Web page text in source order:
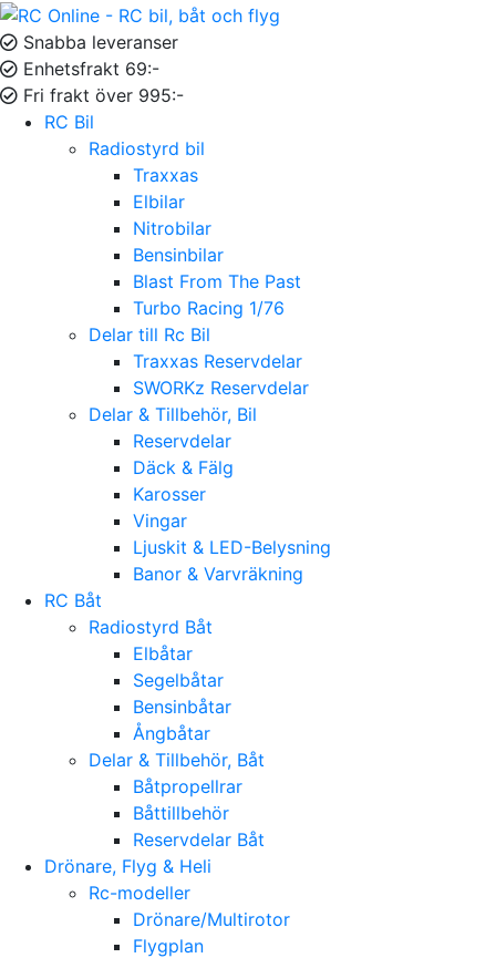
Snabba leveranser
Enhetsfrakt 69:-
Fri frakt över 995:-
RC Bil
Radiostyrd bil
Traxxas
Elbilar
Nitrobilar
Bensinbilar
Blast From The Past
Turbo Racing 1/76
Delar till Rc Bil
Traxxas Reservdelar
SWORKz Reservdelar
Delar & Tillbehör, Bil
Reservdelar
Däck & Fälg
Karosser
Vingar
Ljuskit & LED-Belysning
Banor & Varvräkning
RC Båt
Radiostyrd Båt
Elbåtar
Segelbåtar
Bensinbåtar
Ångbåtar
Delar & Tillbehör, Båt
Båtpropellrar
Båttillbehör
Reservdelar Båt
Drönare, Flyg & Heli
Rc-modeller
Drönare/Multirotor
Flygplan